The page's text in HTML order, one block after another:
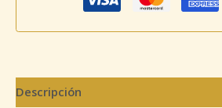
Descripción